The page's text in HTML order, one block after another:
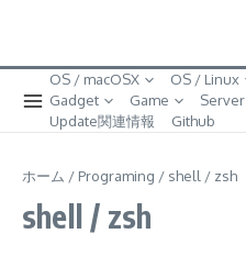
OS / macOSX OS / Linux
Gadget
Game
Server
Update関連情報
Github
ホーム / Programing / shell / zsh
shell / zsh